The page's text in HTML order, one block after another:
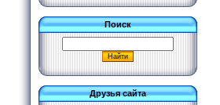
Поиск
Друзья сайта